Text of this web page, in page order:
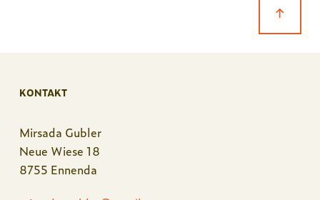
KONTAKT
Mirsada Gubler
Neue Wiese 18
8755 Ennenda